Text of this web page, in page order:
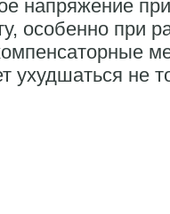
напряжение
особенно при
ухудшаться не